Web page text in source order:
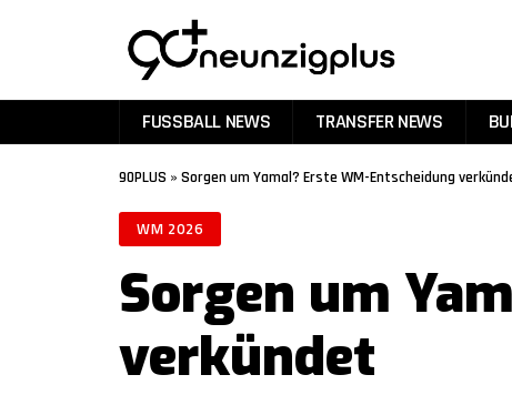
FUSSBALL NEWS TRANSFER NEWS
90PLUS » Sorgen um Yamal? Erste WM-Entscheidung
WM 2026
Sorgen um
verkündet